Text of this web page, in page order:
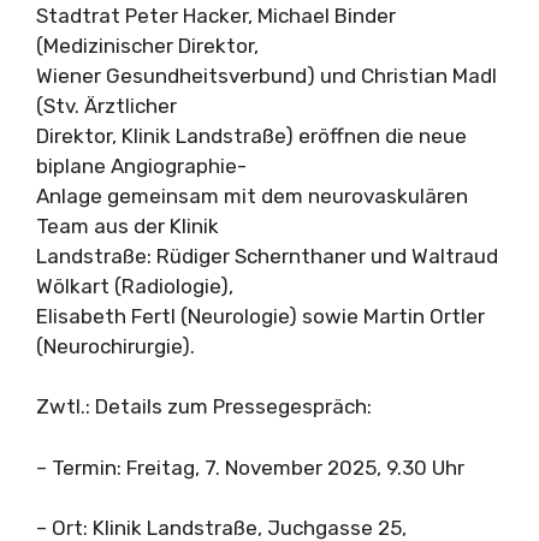
Stadtrat Peter Hacker, Michael Binder
(Medizinischer Direktor,
Wiener Gesundheitsverbund) und Christian Madl
(Stv. Ärztlicher
Direktor, Klinik Landstraße) eröffnen die neue
biplane Angiographie-
Anlage gemeinsam mit dem neurovaskulären
Team aus der Klinik
Landstraße: Rüdiger Schernthaner und Waltraud
Wölkart (Radiologie),
Elisabeth Fertl (Neurologie) sowie Martin Ortler
(Neurochirurgie).
Zwtl.: Details zum Pressegespräch:
– Termin: Freitag, 7. November 2025, 9.30 Uhr
– Ort: Klinik Landstraße, Juchgasse 25,